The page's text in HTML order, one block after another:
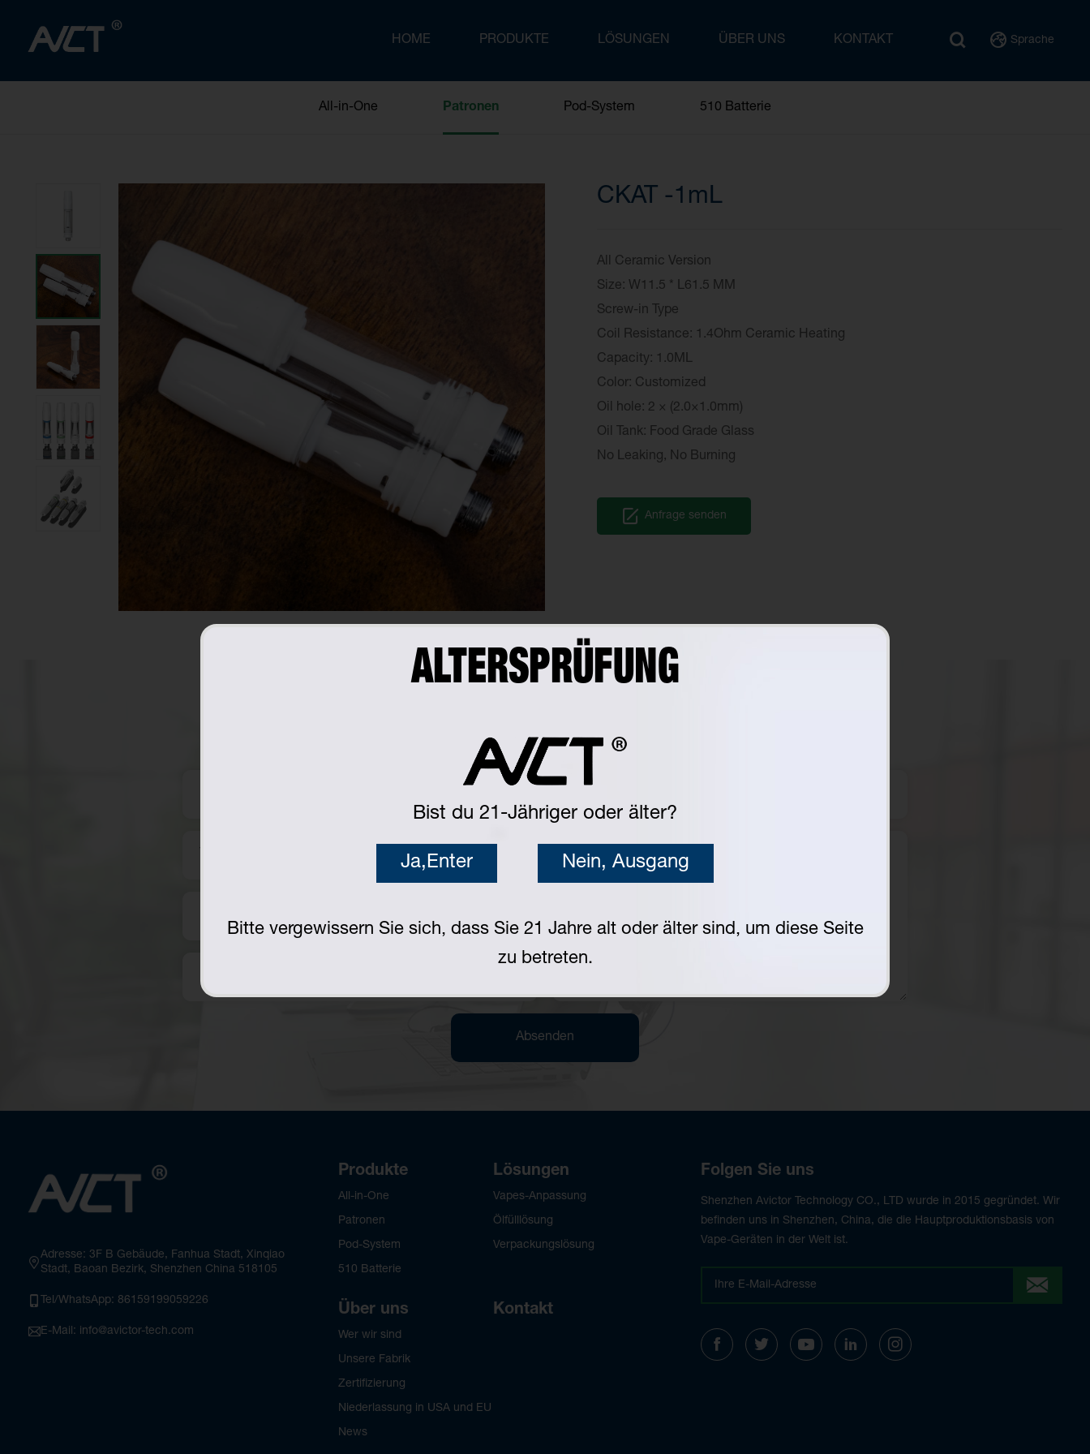
ALTERSPRÜFUNG
Bist du 21-Jähriger oder älter?
Ja,Enter Nein, Ausgang
Bitte vergewissern Sie sich, dass Sie 21 Jahre alt oder älter sind, um diese Seite
zu betreten.
HOME PRODUKTE LÖSUNGEN ÜBER UNS KONTAKT Sprache
All-in-One Patronen Pod-System 510 Batterie
CKAT -1mL
All Ceramic Version
Size: W11.5 * L61.5 MM
Screw-in Type
Coil Resistance: 1.4Ohm Ceramic Heating
Capacity: 1.0ML
Color: Customized
Oil hole: 2 × (2.0×1.0mm)
Oil Tank: Food Grade Glass
No Leaking, No Burning
Anfrage senden
Absenden
Adresse: 3F B Gebäude, Fanhua Stadt, Xinqiao
Stadt, Baoan Bezirk, Shenzhen China 518105
Tel/WhatsApp: 86159199059226
E-Mail: info@avictor-tech.com
Produkte
All-in-One
Patronen
Pod-System
510 Batterie
Lösungen
Vapes-Anpassung
Ölfülllösung
Verpackungslösung
Über uns
Wer wir sind
Unsere Fabrik
Zertifizierung
Niederlassung in USA und EU
News
Kontakt
Folgen Sie uns
Shenzhen Avictor Technology CO., LTD wurde in 2015 gegründet. Wir
befinden uns in Shenzhen, China, die die Hauptproduktionsbasis von
Vape-Geräten in der Welt ist.